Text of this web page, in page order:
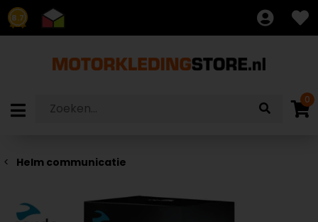
8.7
0
Helm communicatie